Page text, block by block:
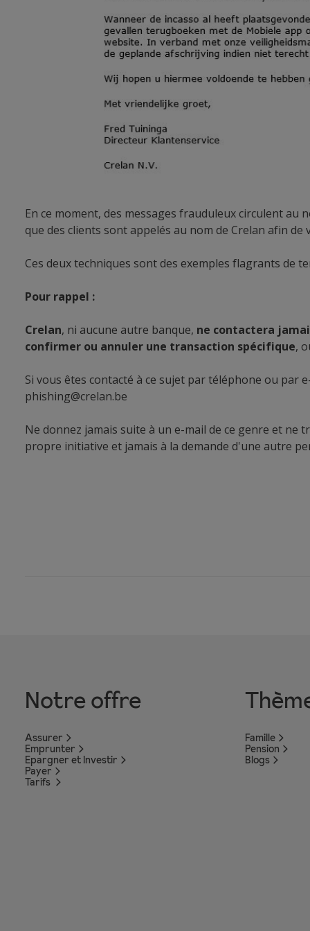
En ce moment, des messages frauduleux circulent
que des clients sont appelés au nom de Crelan afin
Ces deux techniques sont des exemples flagrants de
Pour rappel :
Crelan, ni aucune autre banque, ne contactera
confirmer ou annuler une transaction spécifique,
Si vous êtes contacté à ce sujet par téléphone ou
phishing@crelan.be
Ne donnez jamais suite à un e-mail de ce genre et ne
propre initiative et jamais à la demande d'une autre
Notre offre
Assurer
Emprunter
Epargner et Investir
Payer
Tarifs
Famille
Pension
Blogs